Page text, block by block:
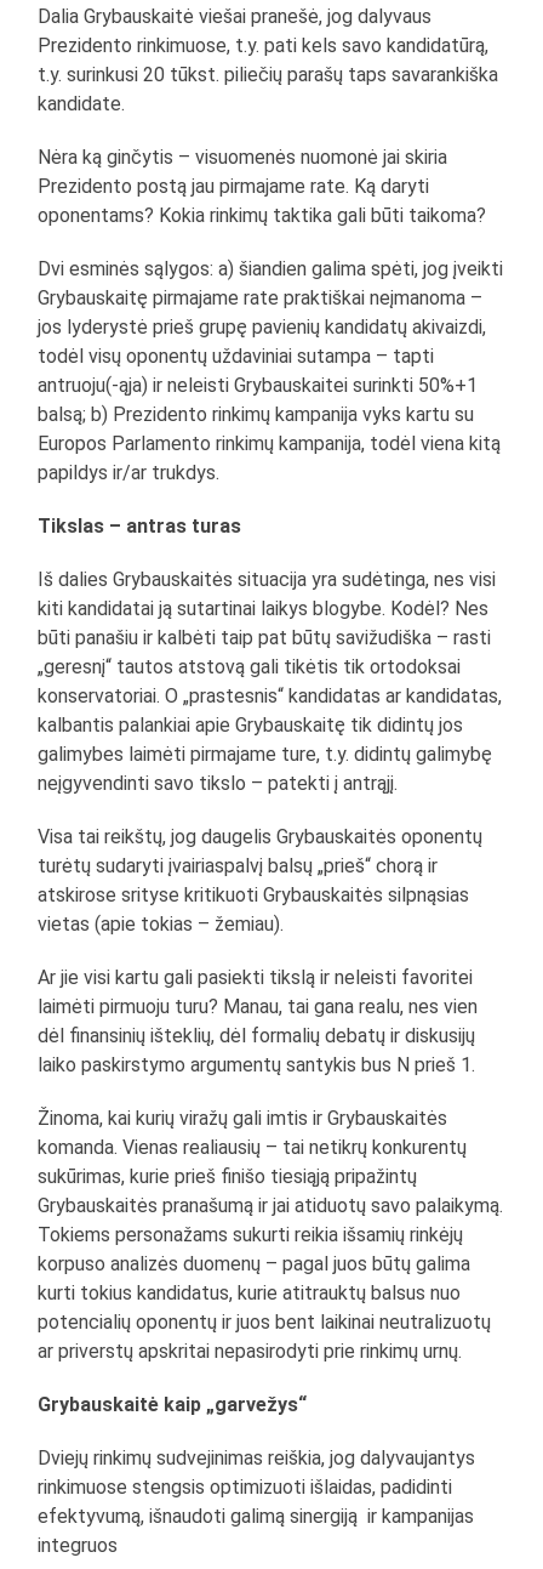
Dalia Grybauskaitė viešai pranešė, jog dalyvaus
Prezidento rinkimuose, t.y. pati kels savo kandidatūrą,
t.y. surinkusi 20 tūkst. piliečių parašų taps savarankiška
kandidate.
Nėra ką ginčytis – visuomenės nuomonė jai skiria
Prezidento postą jau pirmajame rate. Ką daryti
oponentams? Kokia rinkimų taktika gali būti taikoma?
Dvi esminės sąlygos: a) šiandien galima spėti, jog įveikti
Grybauskaitę pirmajame rate praktiškai neįmanoma –
jos lyderystė prieš grupę pavienių kandidatų akivaizdi,
todėl visų oponentų uždaviniai sutampa – tapti
antruoju(-ąja) ir neleisti Grybauskaitei surinkti 50%+1
balsą; b) Prezidento rinkimų kampanija vyks kartu su
Europos Parlamento rinkimų kampanija, todėl viena kitą
papildys ir/ar trukdys.
Tikslas – antras turas
Iš dalies Grybauskaitės situacija yra sudėtinga, nes visi
kiti kandidatai ją sutartinai laikys blogybe. Kodėl? Nes
būti panašiu ir kalbėti taip pat būtų savižudiška – rasti
„geresnį“ tautos atstovą gali tikėtis tik ortodoksai
konservatoriai. O „prastesnis“ kandidatas ar kandidatas,
kalbantis palankiai apie Grybauskaitę tik didintų jos
galimybes laimėti pirmajame ture, t.y. didintų galimybę
neįgyvendinti savo tikslo – patekti į antrąjį.
Visa tai reikštų, jog daugelis Grybauskaitės oponentų
turėtų sudaryti įvairiaspalvį balsų „prieš“ chorą ir
atskirose srityse kritikuoti Grybauskaitės silpnąsias
vietas (apie tokias – žemiau).
Ar jie visi kartu gali pasiekti tikslą ir neleisti favoritei
laimėti pirmuoju turu? Manau, tai gana realu, nes vien
dėl finansinių išteklių, dėl formalių debatų ir diskusijų
laiko paskirstymo argumentų santykis bus N prieš 1.
Žinoma, kai kurių viražų gali imtis ir Grybauskaitės
komanda. Vienas realiausių – tai netikrų konkurentų
sukūrimas, kurie prieš finišo tiesiąją pripažintų
Grybauskaitės pranašumą ir jai atiduotų savo palaikymą.
Tokiems personažams sukurti reikia išsamių rinkėjų
korpuso analizės duomenų – pagal juos būtų galima
kurti tokius kandidatus, kurie atitrauktų balsus nuo
potencialių oponentų ir juos bent laikinai neutralizuotų
ar priverstų apskritai nepasirodyti prie rinkimų urnų.
Grybauskaitė kaip „garvežys“
Dviejų rinkimų sudvejinimas reiškia, jog dalyvaujantys
rinkimuose stengsis optimizuoti išlaidas, padidinti
efektyvumą, išnaudoti galimą sinergiją ir kampanijas
integruos